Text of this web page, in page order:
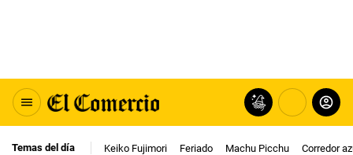
Temas del día Keiko Fujimori Feriado Machu Picchu Corredor